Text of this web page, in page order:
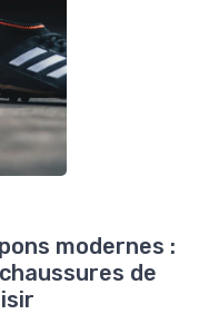
modernes :
de